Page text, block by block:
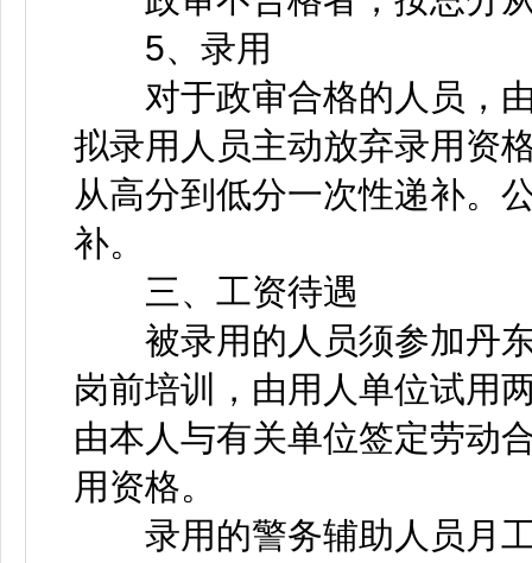
5、录用
对于政审合格的人员，由
拟录用人员主动放弃录用资
从高分到低分一次性递补。
补。
三、工资待遇
被录用的人员须参加丹东
岗前培训，由用人单位试用
由本人与有关单位签定劳动
用资格。
录用的警务辅助人员月工